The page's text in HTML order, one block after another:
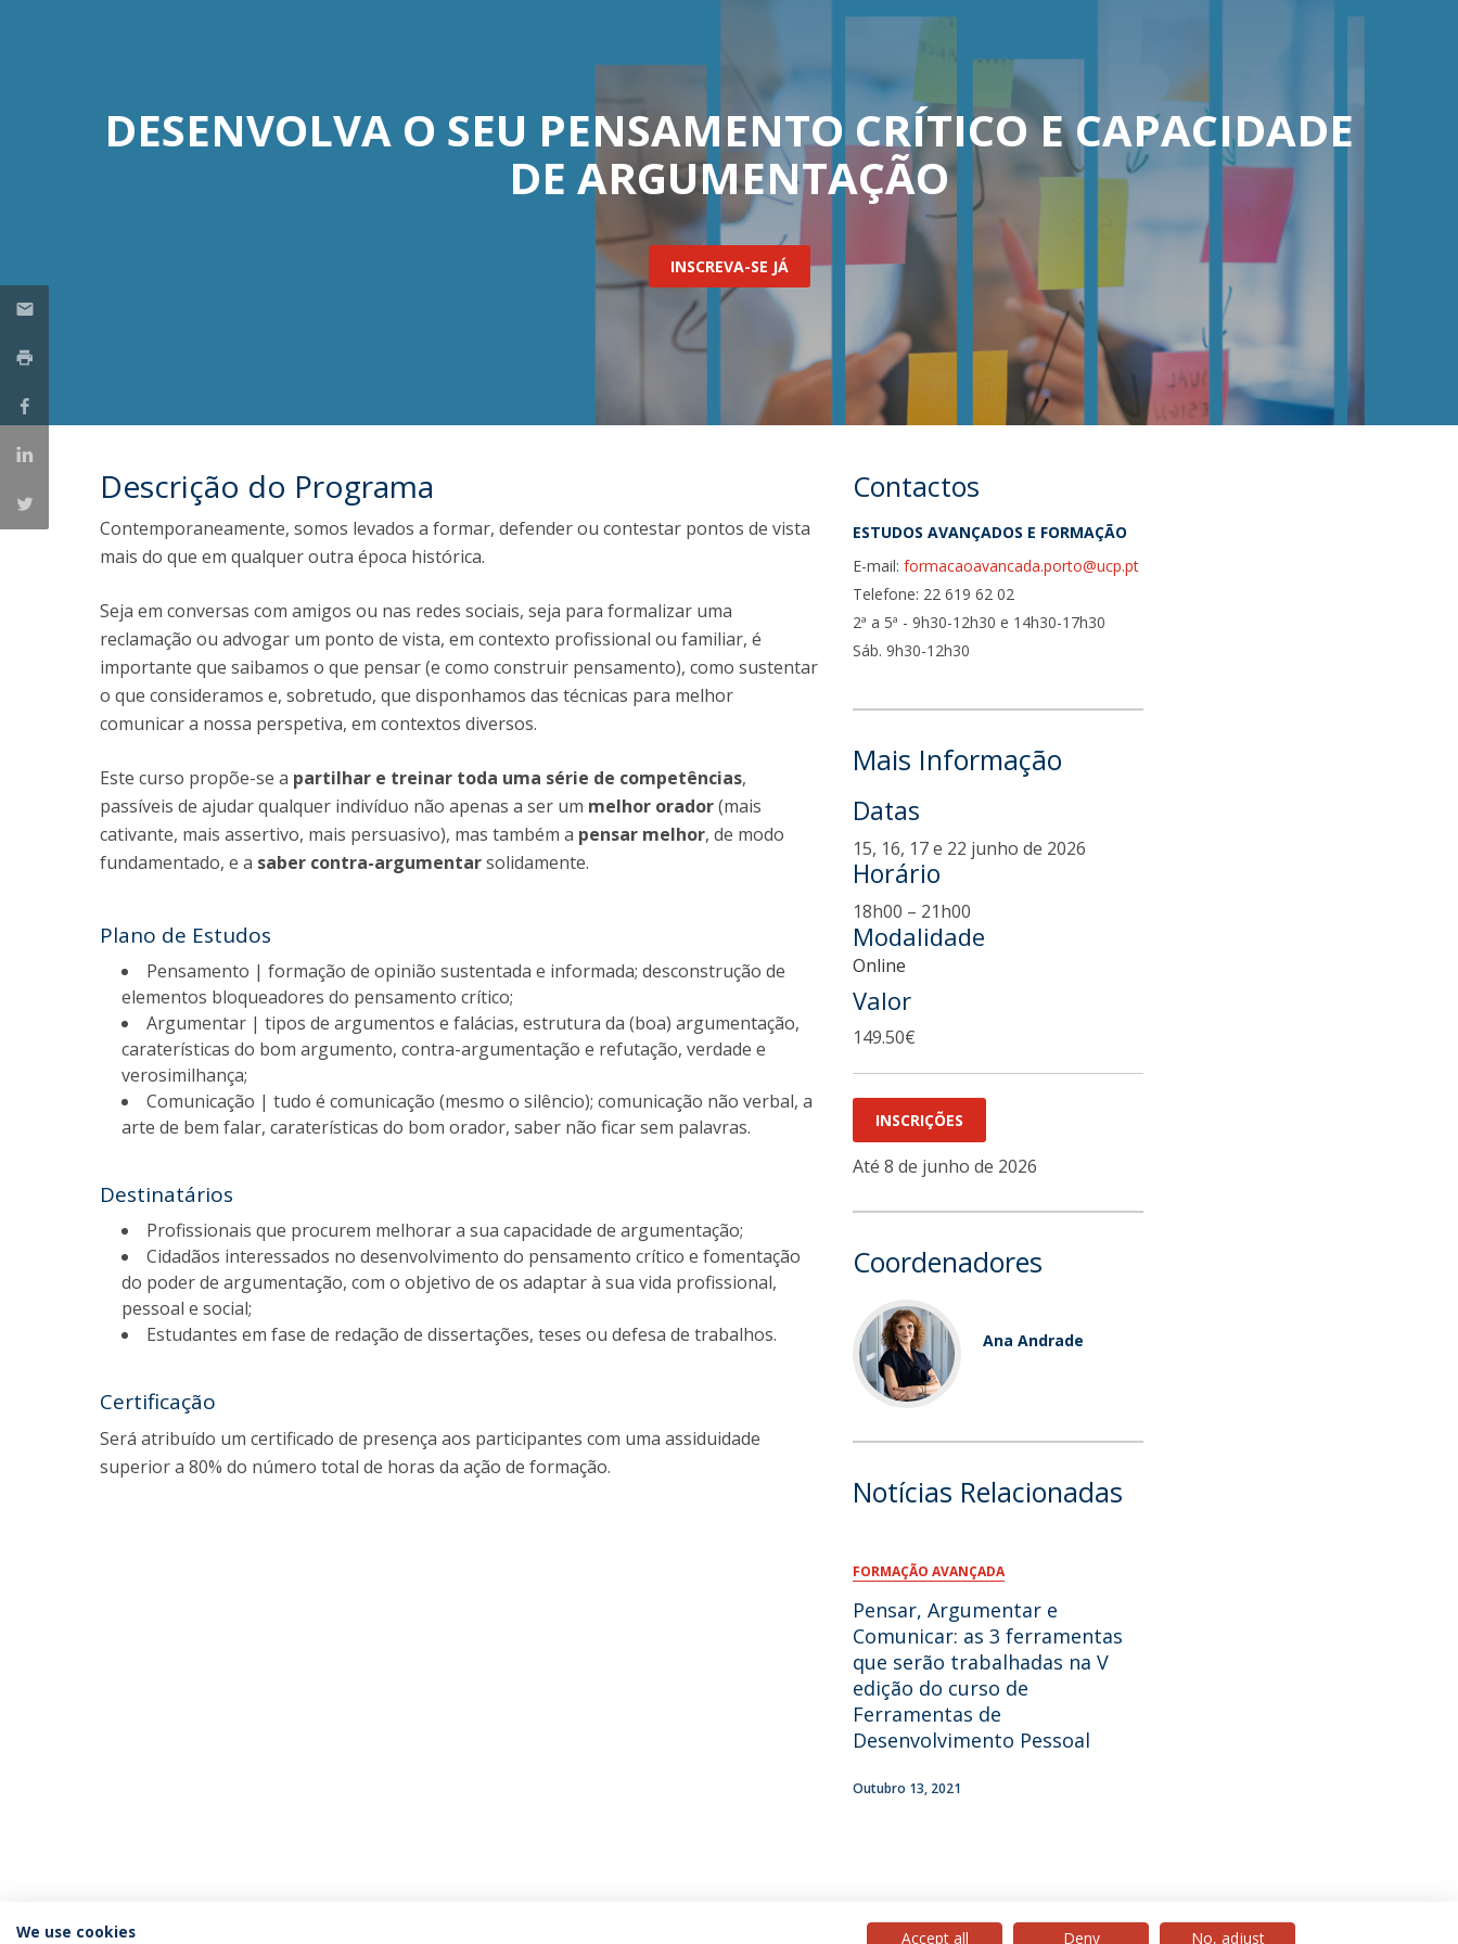
DESENVOLVA O SEU PENSAMENTO CRÍTICO E CAPACIDADE
DE ARGUMENTAÇÃO
INSCREVA-SE JÁ
Descrição do Programa
Contemporaneamente, somos levados a formar, defender ou contestar pontos de vista
mais do que em qualquer outra época histórica.
Seja em conversas com amigos ou nas redes sociais, seja para formalizar uma
reclamação ou advogar um ponto de vista, em contexto profissional ou familiar, é
importante que saibamos o que pensar (e como construir pensamento), como sustentar
o que consideramos e, sobretudo, que disponhamos das técnicas para melhor
comunicar a nossa perspetiva, em contextos diversos.
Este curso propõe-se a partilhar e treinar toda uma série de competências,
passíveis de ajudar qualquer indivíduo não apenas a ser um melhor orador(mais
cativante, mais assertivo, mais persuasivo), mas também a pensar melhor, de modo
fundamentado, e a saber contra-argumentarsolidamente.
Plano de Estudos
Pensamento | formação de opinião sustentada e informada; desconstrução de
elementos bloqueadores do pensamento crítico;
Argumentar | tipos de argumentos e falácias, estrutura da (boa) argumentação,
caraterísticas do bom argumento, contra-argumentação e refutação, verdade e
verosimilhança;
Comunicação | tudo é comunicação (mesmo o silêncio); comunicação não verbal, a
arte de bem falar, caraterísticas do bom orador, saber não ficar sem palavras.
Destinatários
Profissionais que procurem melhorar a sua capacidade de argumentação;
Cidadãos interessados no desenvolvimento do pensamento crítico e fomentação
do poder de argumentação, com o objetivo de os adaptar à sua vida profissional,
pessoal e social;
Estudantes em fase de redação de dissertações, teses ou defesa de trabalhos.
Certificação
Será atribuído um certificado de presença aos participantes com uma assiduidade
superior a 80% do número total de horas da ação de formação.
Contactos
ESTUDOS AVANÇADOS E FORMAÇÃO
E-mail:formacaoavancada.porto@ucp.pt
Telefone: 22 619 62 02
2ª a 5ª - 9h30-12h30 e 14h30-17h30
Sáb. 9h30-12h30
Mais Informação
Datas
15, 16, 17 e 22 junho de 2026
Horário
18h00 – 21h00
Modalidade
Online
Valor
149.50€
INSCRIÇÕES
Até 8 de junho de 2026
Coordenadores
Ana Andrade
Notícias Relacionadas
FORMAÇÃO AVANÇADA
Pensar, Argumentar e
Comunicar: as 3 ferramentas
que serão trabalhadas na V
edição do curso de
Ferramentas de
Desenvolvimento Pessoal
Outubro 13, 2021
We use cookies Accept all Deny No, adjust